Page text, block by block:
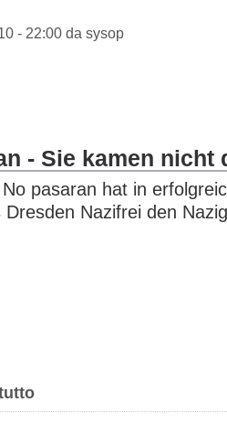
- 22:00 da sysop
- Sie kamen nicht
pasaran hat in
Dresden Nazifrei den